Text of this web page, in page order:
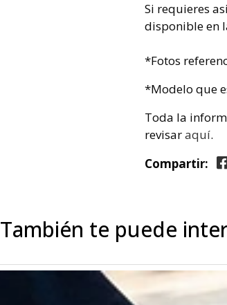
Si requieres
disponible en
*Fotos
*Modelo que
Toda la
revisaraquí.
Compartir:
También te puede